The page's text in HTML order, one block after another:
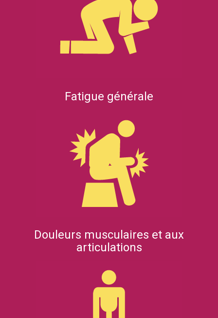
Fatigue générale
Douleurs musculaires et aux
articulations